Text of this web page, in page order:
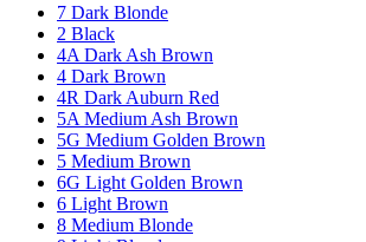
7 Dark Blonde
2 Black
4A Dark Ash Brown
4 Dark Brown
4R Dark Auburn Red
5A Medium Ash Brown
5G Medium Golden Brown
5 Medium Brown
6G Light Golden Brown
6 Light Brown
8 Medium Blonde